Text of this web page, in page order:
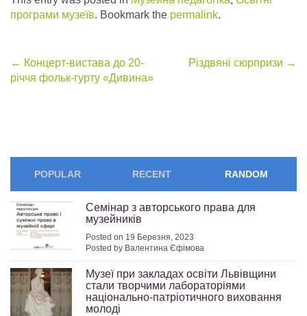
програми музеїв. Bookmark the permalink.
Post
← Концерт-вистава до 20-
річчя фольк-гурту «Дивина»
Різдвяні сюрпризи →
POPULAR RECENT RANDOM
Семінар з авторського права для
музейників
Posted on 19 Березня, 2023
Posted by Валентина Єфімова
Музеї при закладах освіти Львівщини
стали творчими лабораторіями
національно-патріотичного виховання
молоді